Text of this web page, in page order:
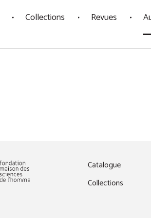
Collections Revues
Catalogue
Collections